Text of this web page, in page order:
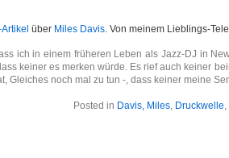
über Miles Davis. Von meinem Lieblings-
ich in einem früheren Leben als Jazz-DJ in
keiner es merken würde. Es rief auch keiner
Gleiches noch mal zu tun -, dass keiner meine
Posted in Davis, Miles, Druckwelle,